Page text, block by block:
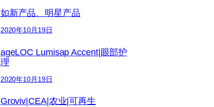
如新产品、明星产品
2020年10月19日
ageLOC Lumisap Accent|眼部护
理
2020年10月19日
Groviv|CEA|农业|可再生